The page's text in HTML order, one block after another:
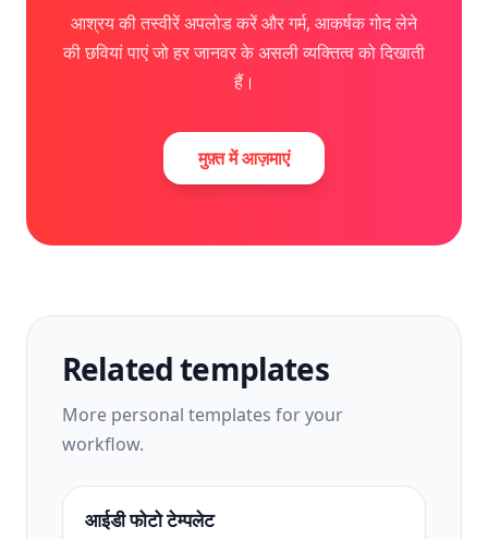
आश्रय की तस्वीरें अपलोड करें और गर्म, आकर्षक गोद लेने
की छवियां पाएं जो हर जानवर के असली व्यक्तित्व को दिखाती
हैं।
मुफ़्त में आज़माएं
Related templates
More personal templates for your
workflow.
आईडी फोटो टेम्पलेट